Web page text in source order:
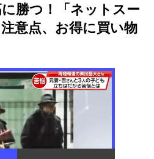
勝つ！「ネットスー
意点、お得に買い物